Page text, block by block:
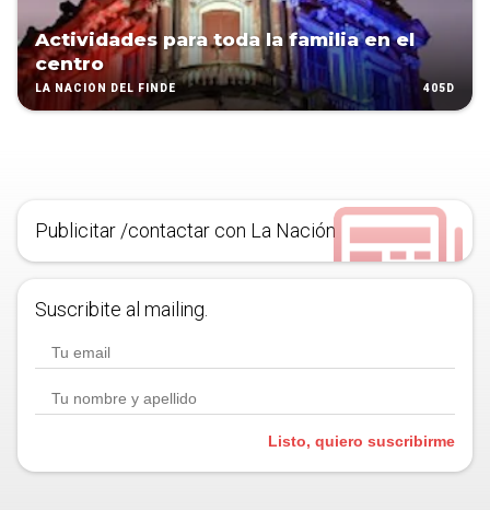
Actividades para toda la familia en el
centro
LA NACIÓN DEL FINDE 405D
Publicitar /contactar con La Nación
Suscribite al mailing.
Listo, quiero suscribirme